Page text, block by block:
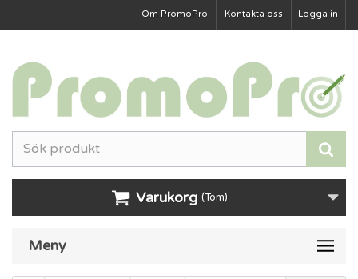
Logga in
Kontakta oss
Om PromoPro
Varukorg (Tom)
Meny